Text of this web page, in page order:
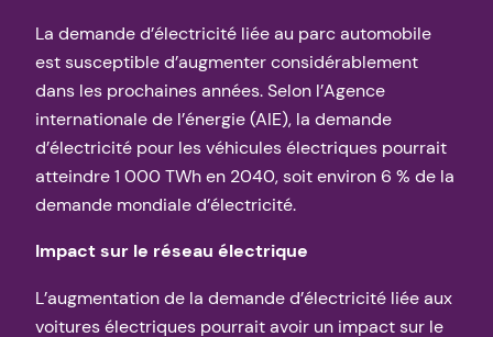
La demande d’électricité liée au parc automobile
est susceptible d’augmenter considérablement
dans les prochaines années. Selon l’Agence
internationale de l’énergie (AIE), la demande
d’électricité pour les véhicules électriques pourrait
atteindre 1 000 TWh en 2040, soit environ 6 % de la
demande mondiale d’électricité.
Impact sur le réseau électrique
L’augmentation de la demande d’électricité liée aux
voitures électriques pourrait avoir un impact sur le